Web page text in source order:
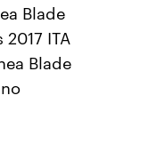
Blade
ITA
Blade